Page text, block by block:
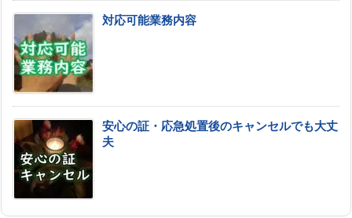
対応可能業務内容
安心の証・応急処置後のキャンセルでも大丈
夫